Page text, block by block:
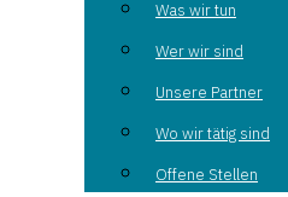
Was wir tun
Wer wir sind
Unsere Partner
Wo wir tätig sind
Offene Stellen